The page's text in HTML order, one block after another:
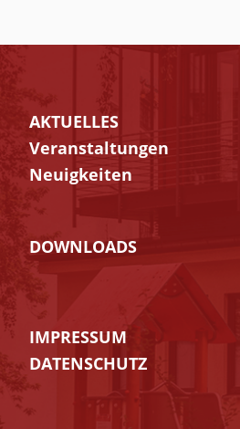
AKTUELLES
Navigation
überspringen
Veranstaltungen
Neuigkeiten
DOWNLOADS
IMPRESSUM
DATENSCHUTZ